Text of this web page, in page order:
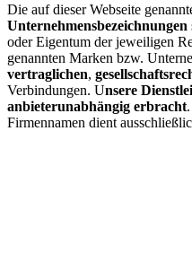
Die auf dieser Webseite
Unternehmensbezeichnungen
oder Eigentum der jeweiligen
genannten Marken bzw.
vertraglichen,
Verbindungen. Unsere
anbieterunabhängig erbracht
Firmennamen dient